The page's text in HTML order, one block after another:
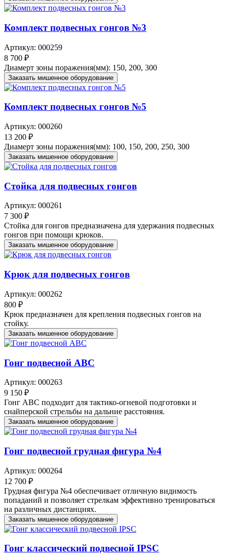
Комплект подвесных гонгов №3
Артикул: 000259
8 700 ₽
Диамерт зоны поражения(мм): 150, 200, 300
Заказать мишенное оборудование
Комплект подвесных гонгов №5
Артикул: 000260
13 200 ₽
Диамерт зоны поражения(мм): 100, 150, 200, 250, 300
Заказать мишенное оборудование
Стойка для подвесных гонгов
Артикул: 000261
7 300 ₽
Стойка для гонгов предназначена для удержания подвесных
гонгов при помощи крюков.
Заказать мишенное оборудование
Крюк для подвесных гонгов
Артикул: 000262
800 ₽
Крюк предназначен для крепления подвесных гонгов на
стойку.
Заказать мишенное оборудование
Гонг подвесной ABC
Артикул: 000263
9 150 ₽
Гонг АВС подходит для тактико-огневой подготовки и
снайперской стрельбы на дальние расстояния.
Заказать мишенное оборудование
Гонг подвесной грудная фигура №4
Артикул: 000264
12 700 ₽
Грудная фигура №4 обеспечивает отличную видимость
попаданий и позволяет стрелкам эффективно тренироваться
на различных дистанциях.
Заказать мишенное оборудование
Гонг классический подвесной IPSC